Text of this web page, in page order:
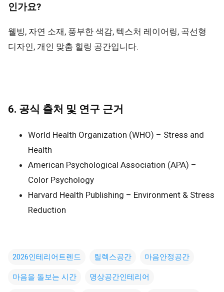
인가요?
웰빙, 자연 소재, 풍부한 색감, 텍스처 레이어링, 곡선형
디자인, 개인 맞춤 힐링 공간입니다.
6. 공식 출처 및 연구 근거
World Health Organization (WHO) – Stress and
Health
American Psychological Association (APA) –
Color Psychology
Harvard Health Publishing – Environment & Stress
Reduction
2026인테리어트렌드 릴렉스공간 마음안정공간
마음을 돌보는 시간 명상공간인테리어